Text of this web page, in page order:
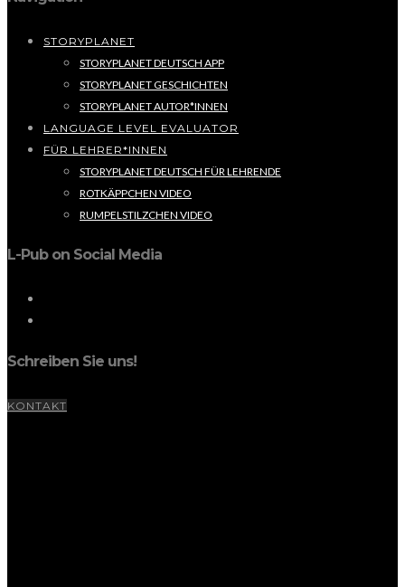
STORYPLANET
STORYPLANET DEUTSCH APP
STORYPLANET GESCHICHTEN
STORYPLANET AUTOR*INNEN
LANGUAGE LEVEL EVALUATOR
FÜR LEHRER*INNEN
STORYPLANET DEUTSCH FÜR LEHRENDE
ROTKÄPPCHEN VIDEO
RUMPELSTILZCHEN VIDEO
L-Pub on Social Media
Schreiben Sie uns!
KONTAKT